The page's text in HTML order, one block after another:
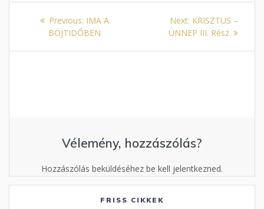
Bejegyzés
navigáció
Previous: Previous
post:
IMA A
BÖJTIDŐBEN
Next: Next
post:
KRISZTUS –
ÜNNEP III. Rész
Vélemény, hozzászólás?
Hozzászólás beküldéséhez be kell jelentkezned.
FRISS CIKKEK